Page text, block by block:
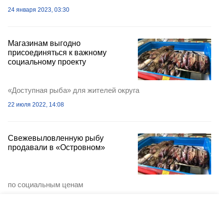
24 января 2023, 03:30
Магазинам выгодно
присоединяться к важному
социальному проекту
«Доступная рыба» для жителей округа
22 июля 2022, 14:08
Свежевыловленную рыбу
продавали в «Островном»
по социальным ценам